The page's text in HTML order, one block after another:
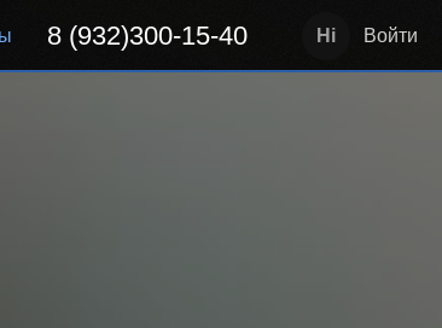
8 (932)300-15-40 Войти